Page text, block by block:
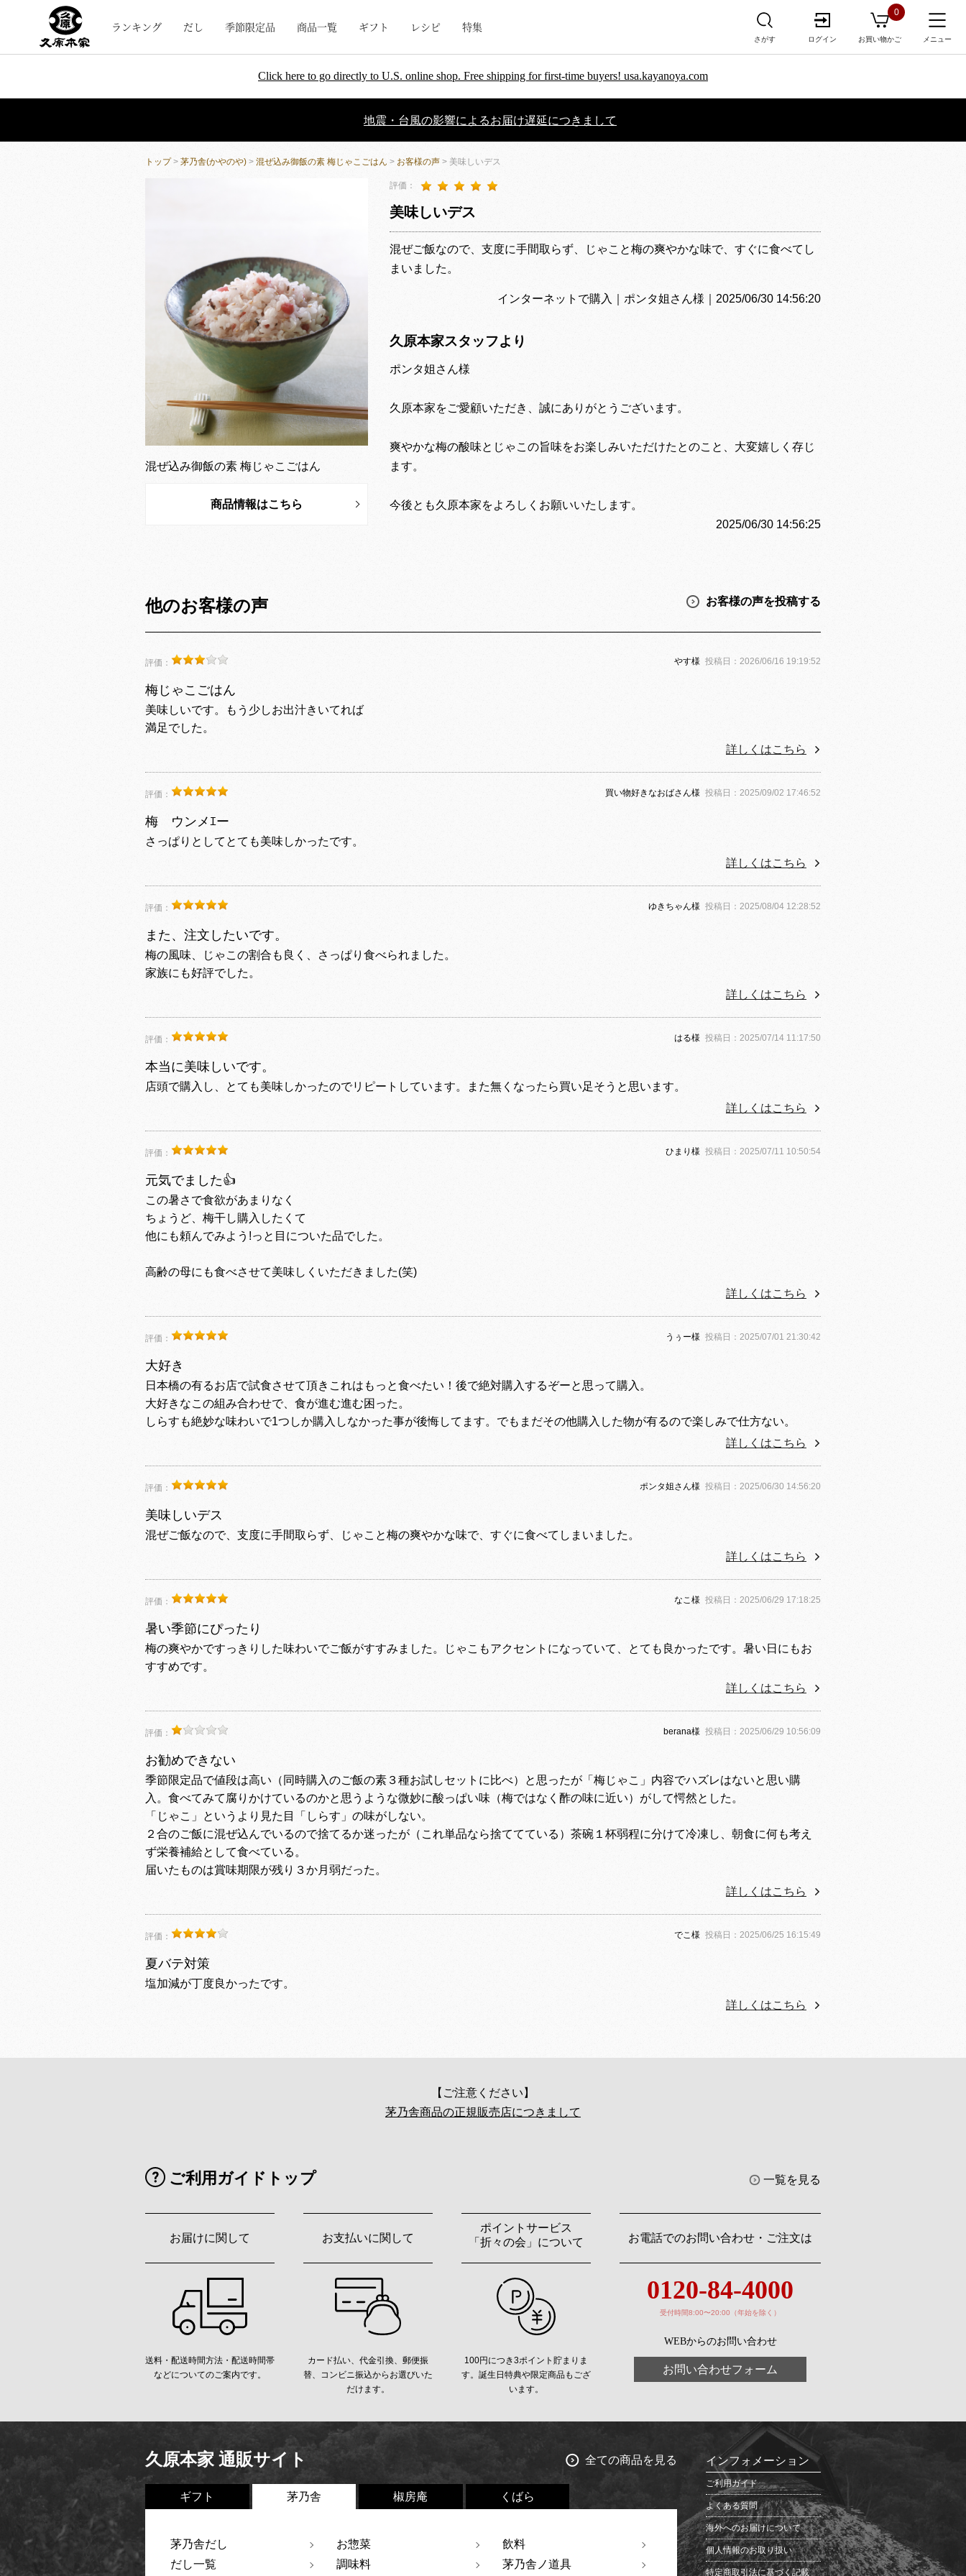
ランキング だし 季節限定品 商品一覧 ギフト レシピ 特集
さがす ログイン お買い物かご
0
メニュー
Click here to go directly to U.S. online shop. Free shipping for first-time buyers! usa.kayanoya.com
地震・台風の影響によるお届け遅延につきまして
トップ> 茅乃舎(かやのや) > 混ぜ込み御飯の素 梅じゃこごはん > お客様の声 > 美味しいデス
混ぜ込み御飯の素 梅じゃこごはん
商品情報はこちら
評価：
美味しいデス
混ぜご飯なので、支度に手間取らず、じゃこと梅の爽やかな味で、すぐに食べてし
まいました。
インターネットで購入｜ポンタ姐さん様｜2025/06/30 14:56:20
久原本家スタッフより
ポンタ姐さん様
久原本家をご愛顧いただき、誠にありがとうございます。
爽やかな梅の酸味とじゃこの旨味をお楽しみいただけたとのこと、大変嬉しく存じ
ます。
今後とも久原本家をよろしくお願いいたします。
2025/06/30 14:56:25
他のお客様の声 お客様の声を投稿する
評価： やす様 投稿日：2026/06/16 19:19:52
梅じゃこごはん
美味しいです。もう少しお出汁きいてれば
満足でした。
詳しくはこちら
評価： 買い物好きなおばさん様 投稿日：2025/09/02 17:46:52
梅 ウンメｴー
さっぱりとしてとても美味しかったです。
詳しくはこちら
評価： ゆきちゃん様 投稿日：2025/08/04 12:28:52
また、注文したいです。
梅の風味、じゃこの割合も良く、さっぱり食べられました。
家族にも好評でした。
詳しくはこちら
評価： はる様 投稿日：2025/07/14 11:17:50
本当に美味しいです。
店頭で購入し、とても美味しかったのでリピートしています。また無くなったら買い足そうと思います。
詳しくはこちら
評価： ひまり様 投稿日：2025/07/11 10:50:54
元気でました👍
この暑さで食欲があまりなく
ちょうど、梅干し購入したくて
他にも頼んでみよう!っと目についた品でした。
高齢の母にも食べさせて美味しくいただきました(笑)
詳しくはこちら
評価： うぅー様 投稿日：2025/07/01 21:30:42
大好き
日本橋の有るお店で試食させて頂きこれはもっと食べたい！後で絶対購入するぞーと思って購入。
大好きなこの組み合わせで、食が進む進む困った。
しらすも絶妙な味わいで1つしか購入しなかった事が後悔してます。でもまだその他購入した物が有るので楽しみで仕方ない。
詳しくはこちら
評価： ポンタ姐さん様 投稿日：2025/06/30 14:56:20
美味しいデス
混ぜご飯なので、支度に手間取らず、じゃこと梅の爽やかな味で、すぐに食べてしまいました。
詳しくはこちら
評価： なこ様 投稿日：2025/06/29 17:18:25
暑い季節にぴったり
梅の爽やかですっきりした味わいでご飯がすすみました。じゃこもアクセントになっていて、とても良かったです。暑い日にもお
すすめです。
詳しくはこちら
評価： berana様 投稿日：2025/06/29 10:56:09
お勧めできない
季節限定品で値段は高い（同時購入のご飯の素３種お試しセットに比べ）と思ったが「梅じゃこ」内容でハズレはないと思い購
入。食べてみて腐りかけているのかと思うような微妙に酸っぱい味（梅ではなく酢の味に近い）がして愕然とした。
「じゃこ」というより見た目「しらす」の味がしない。
２合のご飯に混ぜ込んでいるので捨てるか迷ったが（これ単品なら捨ててている）茶碗１杯弱程に分けて冷凍し、朝食に何も考え
ず栄養補給として食べている。
届いたものは賞味期限が残り３か月弱だった。
詳しくはこちら
評価： でこ様 投稿日：2025/06/25 16:15:49
夏バテ対策
塩加減が丁度良かったです。
詳しくはこちら
【ご注意ください】
茅乃舎商品の正規販売店につきまして
ご利用ガイドトップ 一覧を見る
お届けに関して
送料・配送時間方法・配送時間帯
などについてのご案内です。
お支払いに関して
カード払い、代金引換、郵便振
替、コンビニ振込からお選びいた
だけます。
ポイントサービス
「折々の会」について
100円につき3ポイント貯まりま
す。誕生日特典や限定商品もござ
います。
お電話でのお問い合わせ・ご注文は
0120-84-4000
受付時間8:00〜20:00（年始を除く）
WEBからのお問い合わせ
お問い合わせフォーム
久原本家 通販サイト 全ての商品を見る
ギフト 茅乃舎 椒房庵 くばら
茅乃舎だし
だし一覧
お惣菜
調味料
飲料
茅乃舎ノ道具
インフォメーション
ご利用ガイド
よくある質問
海外へのお届けについて
個人情報のお取り扱い
特定商取引法に基づく記載